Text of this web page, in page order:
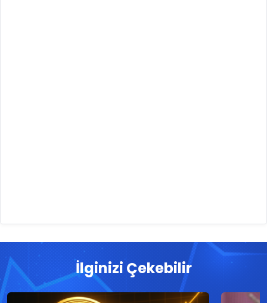
İlginizi Çekebilir